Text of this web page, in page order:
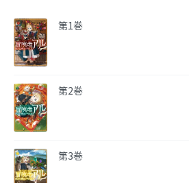
第1巻
第2巻
第3巻